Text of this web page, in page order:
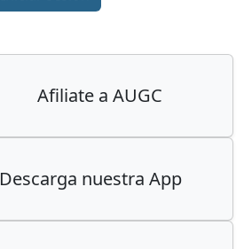
Afiliate a AUGC
Descarga nuestra App